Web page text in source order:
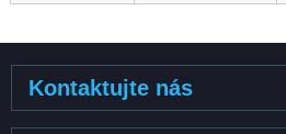
Kontaktujte nás